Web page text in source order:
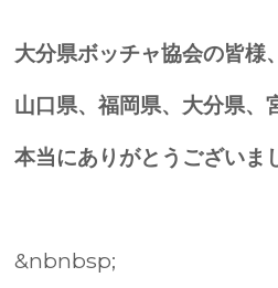
大分県ボッチャ協会の皆様、
山口県、福岡県、大分県、
本当にありがとうございま
&nbnbsp;